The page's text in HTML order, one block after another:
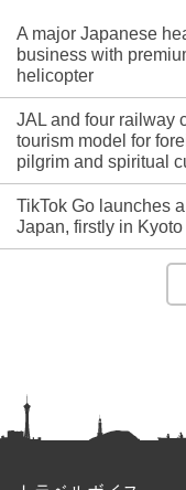
A major Japanese
business with
helicopter
JAL and four railway
tourism model for
pilgrim and spiritual
TikTok Go launches
Japan, firstly in